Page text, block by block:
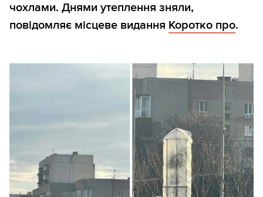
чохлами. Днями утеплення зняли,
повідомляє місцеве видання Коротко про.